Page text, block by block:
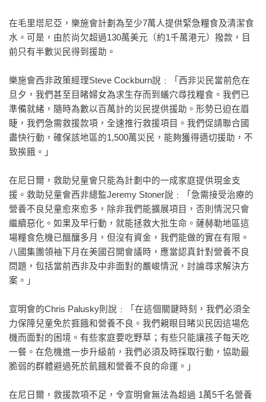
在毛里塔尼亞，樂施會計劃為至少7萬人提供緊急糧食及清潔食
水。可是，由於尚欠超過130萬美元（約1千萬港元）撥款，目
前只有半數災民得到援助。
樂施會西非政策經理Steve Cockburn說﹕「西非災民當前危在
旦夕，我們甚至目睹婦女為求生存而到蟻穴尋找糧食。我們已
準備就緒，隨時為數以百萬計的災民提供援助。形勢已迫在眉
睫，我們急需救援款項，全速推行救援項目。我們促請聯合國
盡快行動，確保該地區的1,500萬災民，能夠獲得適切援助，不
致挨餓。」
在尼日爾，救助兒童會只能為計劃中的一成家庭提供現金支
援。救助兒童會西非總監Jeremy Stoner說﹕「急需接受治療的
營養不良兒童愈來愈多，除非我們能擴展項目，否則情況只會
繼續惡化。如果及早行動，就能拯救大批生命。薩赫勒地區這
場糧食危機已醞釀多月，但沒有資金，我們能做的實在有限。
八國集團領袖下月在美國召開會議時，應當認真針對營養不良
問題，包括當前西非及中非面對的嚴峻情況，討論尋求解決方
案。」
宣明會的Chris Palusky則說﹕「在這個關鍵時刻，我們必須全
力保障兒童免於捱餓和營養不良。我們親眼目睹災民因這場危
機而面對的困境。有些家庭要吃野草；有些只能讓孩子每天吃
一餐。在危機進一歩升級前，我們必須及時採取行動，協助最
脆弱的群體避過死於飢餓和營養不良的命運。」
在尼日爾，救援款項不足，令宣明會無法為超過 1萬5千名營養